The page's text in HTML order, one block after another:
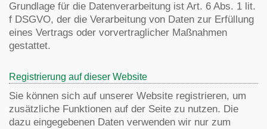
Grundlage für die Datenverarbeitung ist Art. 6 Abs. 1 lit.
f DSGVO, der die Verarbeitung von Daten zur Erfüllung
eines Vertrags oder vorvertraglicher Maßnahmen
gestattet.
Registrierung auf dieser Website
Sie können sich auf unserer Website registrieren, um
zusätzliche Funktionen auf der Seite zu nutzen. Die
dazu eingegebenen Daten verwenden wir nur zum